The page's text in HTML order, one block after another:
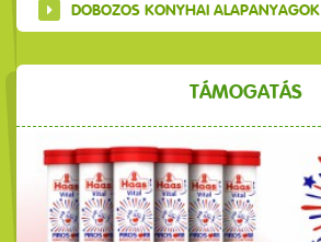
DOBOZOS KONYHAI ALAPANYAGOK
TÁMOGATÁS